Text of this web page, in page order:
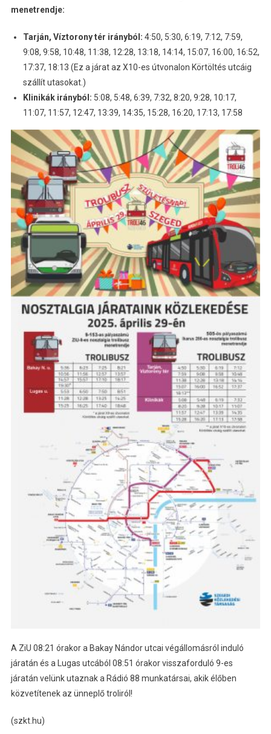
menetrendje:
Tarján, Víztorony tér irányból: 4:50, 5:30, 6:19, 7:12, 7:59,
9:08, 9:58, 10:48, 11:38, 12:28, 13:18, 14:14, 15:07, 16:00, 16:52,
17:37, 18:13 (Ez a járat az X10-es útvonalon Körtöltés utcáig
szállít utasokat.)
Klinikák irányból: 5:08, 5:48, 6:39, 7:32, 8:20, 9:28, 10:17,
11:07, 11:57, 12:47, 13:39, 14:35, 15:28, 16:20, 17:13, 17:58
A ZiU 08:21 órakor a Bakay Nándor utcai végállomásról induló
járatán és a Lugas utcából 08:51 órakor visszaforduló 9-es
járatán velünk utaznak a Rádió 88 munkatársai, akik élőben
közvetítenek az ünneplő troliról!
(szkt.hu)